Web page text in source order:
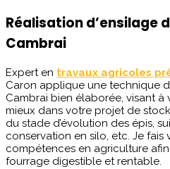
Réalisation d’ensilage
Cambrai
Expert en travaux agricoles
Caron applique une technique
Cambrai bien élaborée, visant
mieux dans votre projet de
du stade d’évolution des épis,
conservation en silo, etc. Je fais
compétences en agriculture
fourrage digestible et rentable.